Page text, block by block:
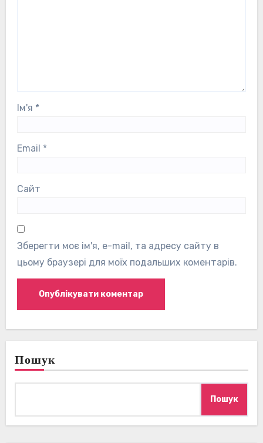
Ім'я *
Email *
Сайт
Зберегти моє ім'я, e-mail, та адресу сайту в
цьому браузері для моїх подальших коментарів.
Пошук
Пошук